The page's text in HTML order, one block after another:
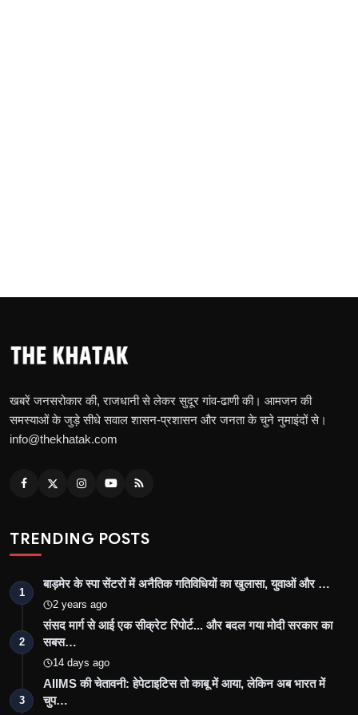
खबरें जनसरोकार की, राजधानी से लेकर सुदूर गांव-ढाणी की। आमजन की
समस्याओं के जुड़े सीधे सवाल शासन-प्रशासन और जनता के चुने नुमाइंदों से।
info@thekhatak.com
TRENDING POSTS
1
बाड़मेर के स्पा सेंटरों में अनैतिक गतिविधियों का खुलासा, युवाओं और …
2 years ago
2
संसद मार्ग से आई एक सीक्रेट रिपोर्ट... और बदल गया मोदी सरकार का
सबस…
14 days ago
3
AIIMS की चेतावनी: हेपेटाइटिस तो काबू में आया, लेकिन अब भारत में
चुप…